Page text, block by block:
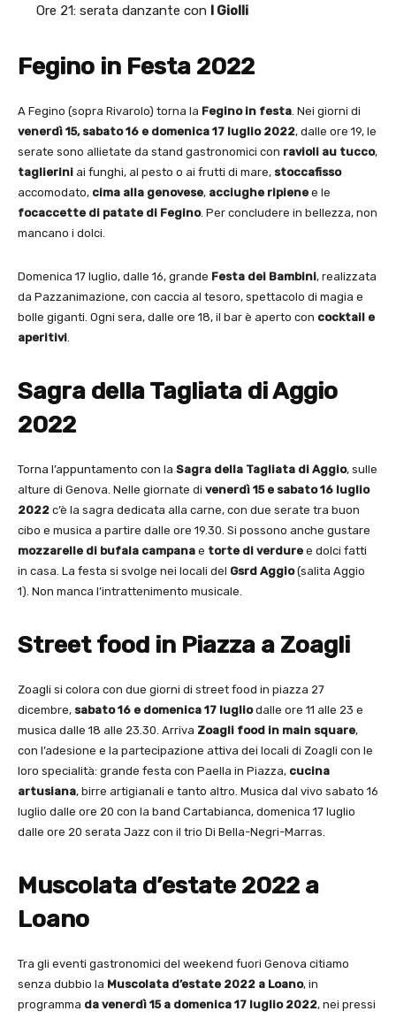
Ore 21: serata danzante con I Giolli
Fegino in Festa 2022
A Fegino (sopra Rivarolo) torna la Fegino in festa . Nei giorni di
venerdì 15, sabato 16 e domenica 17 luglio 2022, dalle ore 19, le
serate sono allietate da stand gastronomici con ravioli au tucco,
taglierini ai funghi, al pesto o ai frutti di mare, stoccafisso
accomodato, cima alla genovese, acciughe ripiene e le
focaccette di patate di Fegino. Per concludere in bellezza, non
mancano i dolci.
Domenica 17 luglio, dalle 16, grande Festa dei Bambini, realizzata
da Pazzanimazione, con caccia al tesoro, spettacolo di magia e
bolle giganti. Ogni sera, dalle ore 18, il bar è aperto con cocktail e
aperitivi
Sagra della Tagliata di Aggio
2022
Torna l’appuntamento con la Sagra della Tagliata di Aggio, sulle
alture di Genova. Nelle giornate di venerdì 15 e sabato 16 luglio
2022 c’è la sagra dedicata alla carne, con due serate tra buon
cibo e musica a partire dalle ore 19.30. Si possono anche gustare
mozzarelle di bufala campana e torte di verdure e dolci fatti
in casa. La festa si svolge nei locali del Gsrd Aggio(salita Aggio
1). Non manca l’intrattenimento musicale.
Street food in Piazza a Zoagli
Zoagli si colora con due giorni di street food in piazza 27
dicembre, sabato 16 e domenica 17 lugliodalle ore 11 alle 23 e
musica dalle 18 alle 23.30. Arriva Zoagli food in main square,
con l’adesione e la partecipazione attiva dei locali di Zoagli con le
loro specialità: grande festa con Paella in Piazza, cucina
artusiana, birre artigianali e tanto altro. Musica dal vivo sabato 16
luglio dalle ore 20 con la band Cartabianca, domenica 17 luglio
dalle ore 20 serata Jazz con il trio Di Bella-Negri-Marras.
Muscolata d’estate 2022 a
Loano
Tra gli eventi gastronomici del weekend fuori Genova citiamo
senza dubbio la Muscolata d’estate 2022 a Loano, in
programma da venerdì 15 a domenica 17 luglio 2022, nei pressi